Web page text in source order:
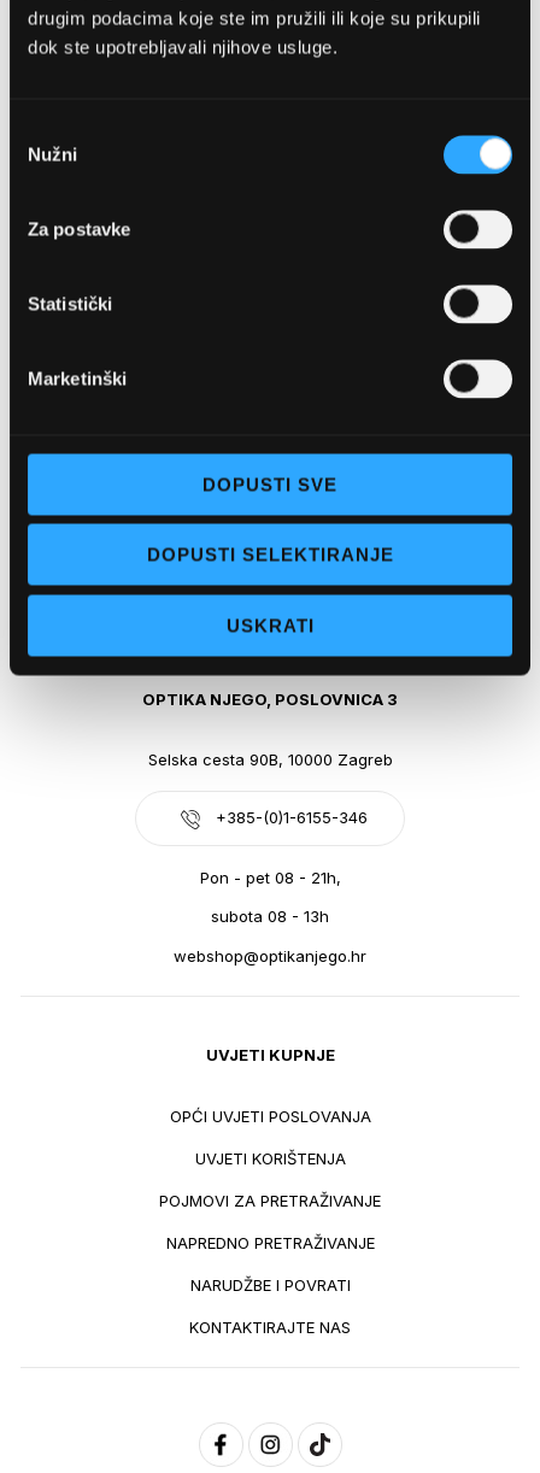
drugim podacima koje ste im pružili ili koje su prikupili
dok ste upotrebljavali njihove usluge.
pristanka
Nužni
Za postavke
Statistički
Marketinški
DOPUSTI SVE
DOPUSTI SELEKTIRANJE
USKRATI
OPTIKA NJEGO, POSLOVNICA 1
Pon - pet: 07 - 21h,
Sub: 07-21h
webshop@optikanjego.hr
OPTIKA NJEGO, POSLOVNICA 3
Selska cesta 90B, 10000 Zagreb
+385-(0)1-6155-346
Pon - pet 08 - 21h,
subota 08 - 13h
webshop@optikanjego.hr
UVJETI KUPNJE
OPĆI UVJETI POSLOVANJA
UVJETI KORIŠTENJA
POJMOVI ZA PRETRAŽIVANJE
NAPREDNO PRETRAŽIVANJE
NARUDŽBE I POVRATI
KONTAKTIRAJTE NAS